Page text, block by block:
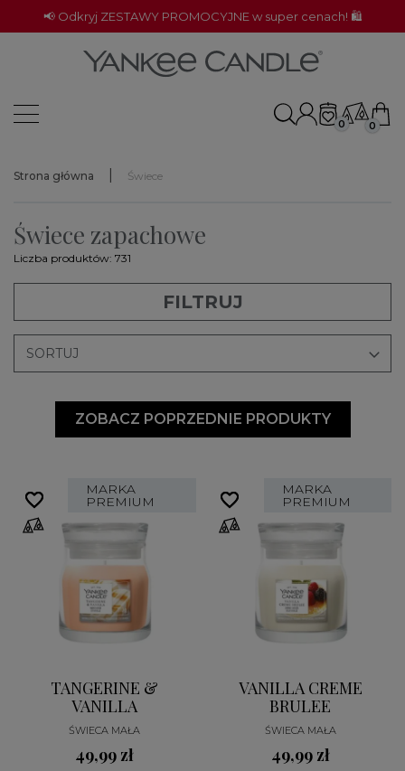
📢 Odkryj ZESTAWY PROMOCYJNE w super cenach! 🛍️
0 0
Strona główna Świece
Świece zapachowe
Liczba produktów: 731
FILTRUJ
SORTUJ 
ZOBACZ POPRZEDNIE PRODUKTY
MARKA
PREMIUM
TANGERINE &
VANILLA
ŚWIECA MAŁA
49,99 zł
favorite_border
favorite_border MARKA
PREMIUM
VANILLA CREME
BRULEE
ŚWIECA MAŁA
49,99 zł
favorite_border
favorite_border